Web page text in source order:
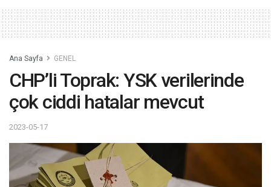
Ana Sayfa GENEL
CHP’li Toprak: YSK verilerinde
çok ciddi hatalar mevcut
2023-05-17